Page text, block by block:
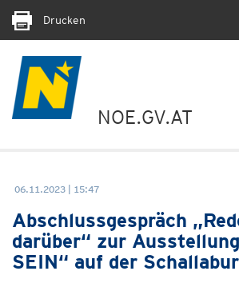
Drucken
NOE.GV.AT
06.11.2023 | 15:47
Abschlussgespräch
darüber“ zur
SEIN“ auf der